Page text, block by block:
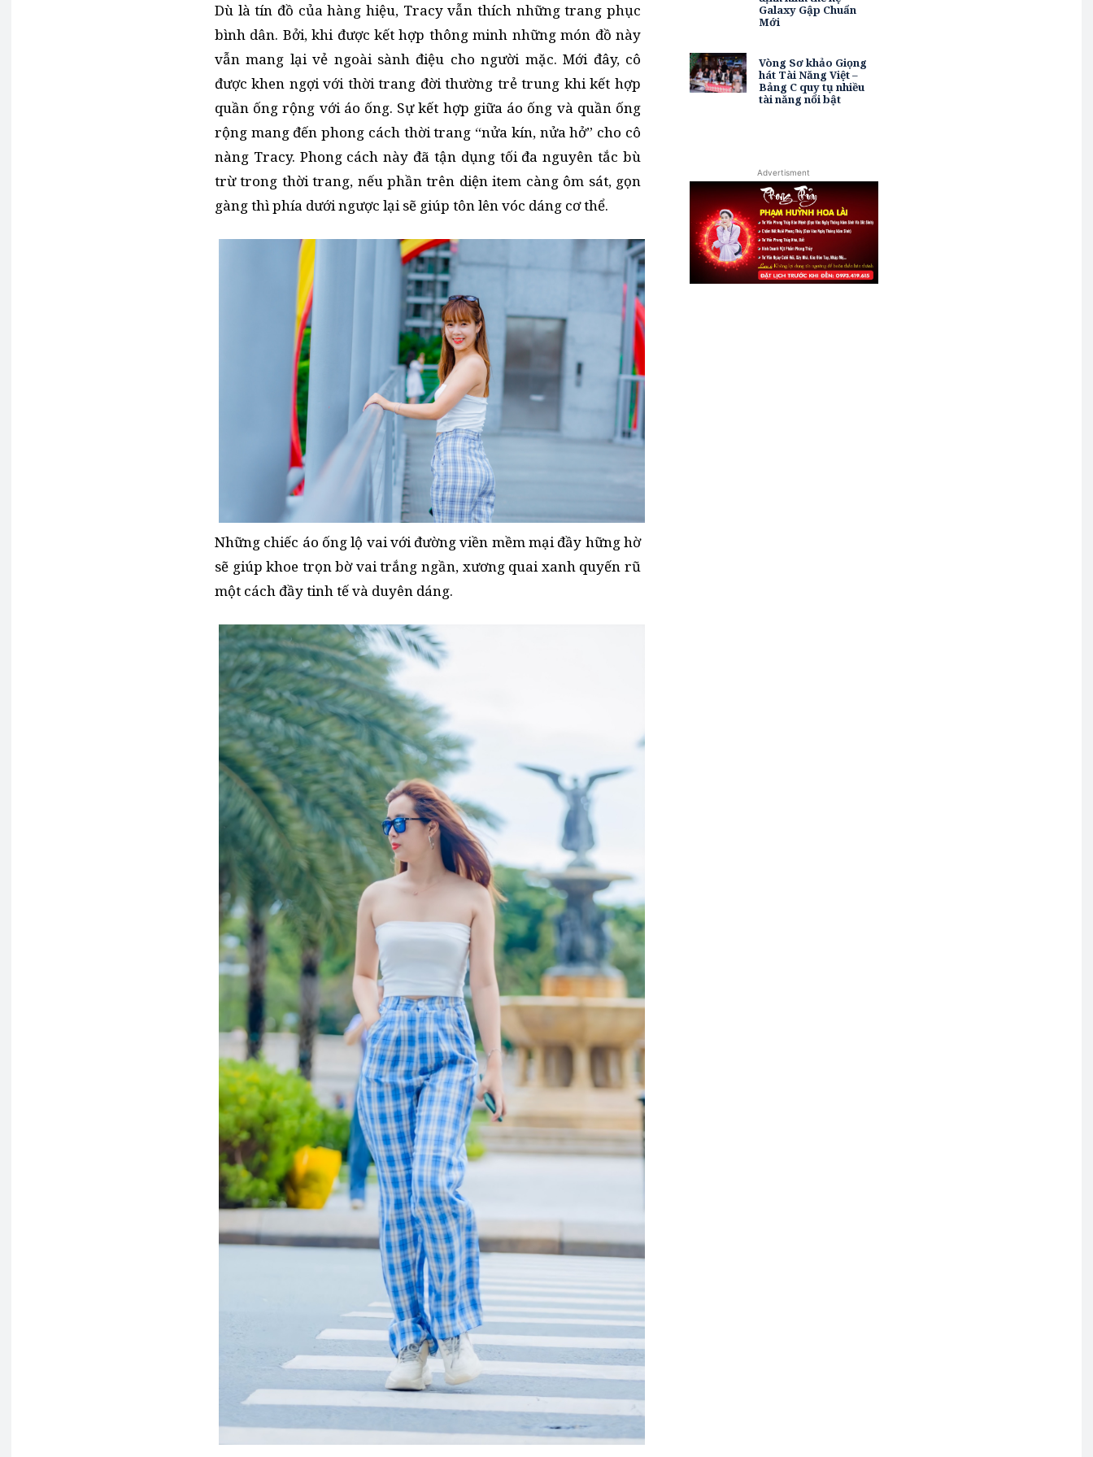
Dù là tín đồ của hàng hiệu, Tracy vẫn thích những trang phục
bình dân. Bởi, khi được kết hợp thông minh những món đồ này
vẫn mang lại vẻ ngoài sành điệu cho người mặc. Mới đây, cô
được khen ngợi với thời trang đời thường trẻ trung khi kết hợp
quần ống rộng với áo ống. Sự kết hợp giữa áo ống và quần ống
rộng mang đến phong cách thời trang “nửa kín, nửa hở” cho cô
nàng Tracy. Phong cách này đã tận dụng tối đa nguyên tắc bù
trừ trong thời trang, nếu phần trên diện item càng ôm sát, gọn
gàng thì phía dưới ngược lại sẽ giúp tôn lên vóc dáng cơ thể.
Những chiếc áo ống lộ vai với đường viền mềm mại đầy hững hờ
sẽ giúp khoe trọn bờ vai trắng ngần, xương quai xanh quyến rũ
một cách đầy tinh tế và duyên dáng.
Galaxy Gập Chuẩn
Mới
Vòng Sơ khảo Giọng
hát Tài Năng Việt –
Bảng C quy tụ nhiều
tài năng nổi bật
Advertisment